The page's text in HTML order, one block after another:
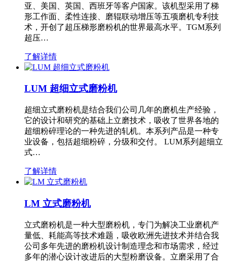
亚、美国、英国、西班牙等客户国家。该机型采用了梯
形工作面、柔性连接、磨辊联动增压等五项磨机专利技
术，开创了超压梯形磨粉机的世界最高水平。TGM系列
超压…
了解详情
LUM 超细立式磨粉机
超细立式磨粉机是结合我们公司几年的磨机生产经验，
它的设计和研究的基础上立磨技术，吸收了世界各地的
超细粉碎理论的一种先进的轧机。本系列产品是一种专
业设备，包括超细粉碎，分级和交付。 LUM系列超细立
式…
了解详情
LM 立式磨粉机
立式磨粉机是一种大型磨粉机，专门为解决工业磨机产
量低、耗能高等技术难题，吸收欧洲先进技术并结合我
公司多年先进的磨粉机设计制造理念和市场需求，经过
多年的潜心设计改进后的大型粉磨设备。立磨采用了合